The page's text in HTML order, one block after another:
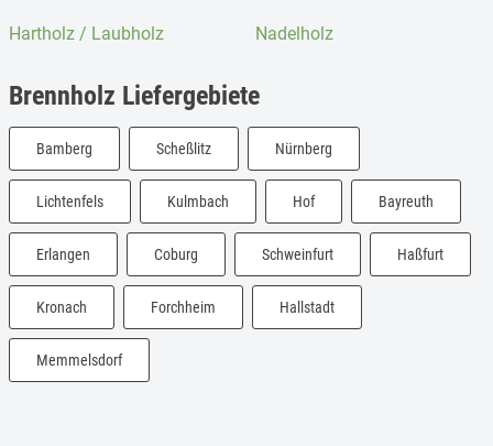
Hartholz / Laubholz Nadelholz
Brennholz Liefergebiete
Bamberg Scheßlitz Nürnberg
Lichtenfels Kulmbach Hof Bayreuth
Erlangen Coburg Schweinfurt Haßfurt
Kronach Forchheim Hallstadt
Memmelsdorf